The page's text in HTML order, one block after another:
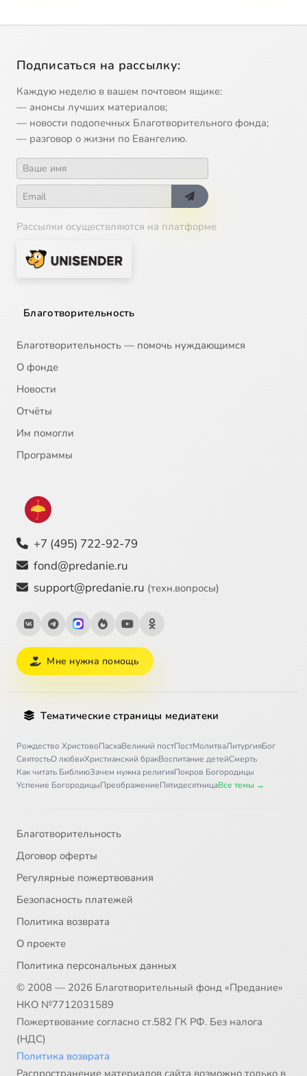
Подписаться на рассылку:
Каждую неделю в вашем почтовом ящике:
— анонсы лучших материалов;
— новости подопечных Благотворительного фонда;
— разговор о жизни по Евангелию.
Рассылки осуществляются на платформе
Благотворительность
Благотворительность — помочь нуждающимся
О фонде
Новости
Отчёты
Им помогли
Программы
+7 (495) 722-92-79
fond@predanie.ru
support@predanie.ru (техн.вопросы)
Мне нужна помощь
Тематические страницы медиатеки
Рождество ХристовоПасхаВеликий постПостМолитваЛитургияБог
СвятостьО любвиХристианский бракВоспитание детейСмерть
Как читать БиблиюЗачем нужна религияПокров Богородицы
Успение БогородицыПреображениеПятидесятницаВсе темы →
Благотворительность
Договор оферты
Регулярные пожертвования
Безопасность платежей
Политика возврата
О проекте
Политика персональных данных
© 2008 — 2026 Благотворительный фонд «Предание»
НКО №7712031589
Пожертвование согласно ст.582 ГК РФ. Без налога
(НДС)
Политика возврата